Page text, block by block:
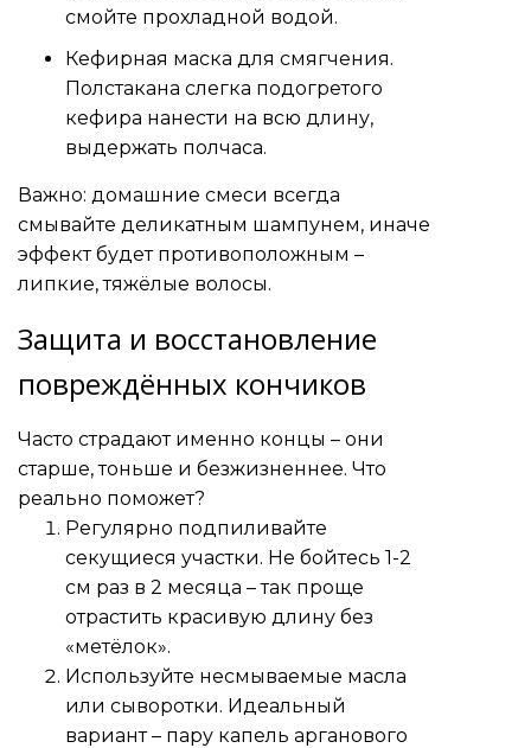
смойте прохладной водой.
Кефирная маска для смягчения.
Полстакана слегка подогретого
кефира нанести на всю длину,
выдержать полчаса.
Важно: домашние смеси всегда
смывайте деликатным шампунем, иначе
эффект будет противоположным –
липкие, тяжёлые волосы.
Защита и восстановление
повреждённых кончиков
Часто страдают именно концы – они
старше, тоньше и безжизненнее. Что
реально поможет?
Регулярно подпиливайте
секущиеся участки. Не бойтесь 1-2
см раз в 2 месяца – так проще
отрастить красивую длину без
«метёлок».
Используйте несмываемые масла
или сыворотки. Идеальный
вариант – пару капель арганового